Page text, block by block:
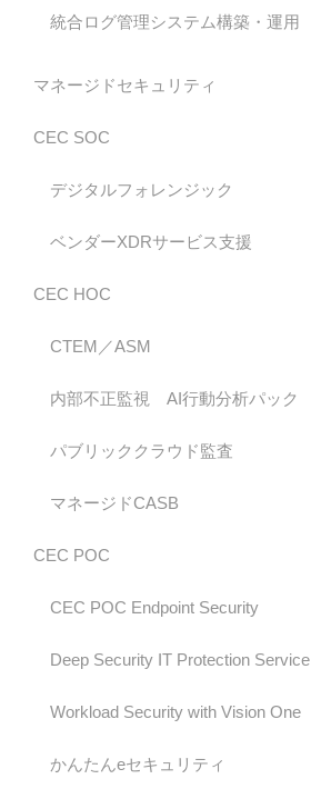
統合ログ管理システム構築・運用
マネージドセキュリティ
CEC SOC
デジタルフォレンジック
ベンダーXDRサービス支援
CEC HOC
CTEM／ASM
内部不正監視 AI行動分析パック
パブリッククラウド監査
マネージドCASB
CEC POC
CEC POC Endpoint Security
Deep Security IT Protection Service
Workload Security with Vision One
かんたんeセキュリティ